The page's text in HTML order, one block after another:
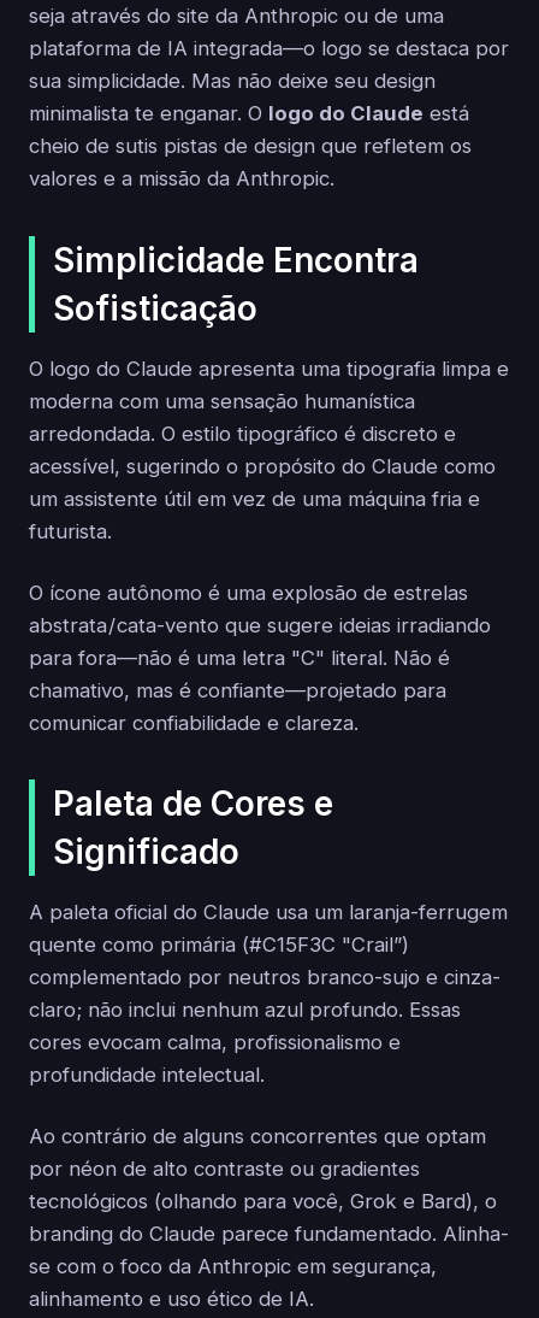
seja através do site da Anthropic ou de uma
plataforma de IA integrada—o logo se destaca por
sua simplicidade. Mas não deixe seu design
minimalista te enganar. O logo do Claude está
cheio de sutis pistas de design que refletem os
valores e a missão da Anthropic.
Simplicidade Encontra
Sofisticação
O logo do Claude apresenta uma tipografia limpa e
moderna com uma sensação humanística
arredondada. O estilo tipográfico é discreto e
acessível, sugerindo o propósito do Claude como
um assistente útil em vez de uma máquina fria e
futurista.
O ícone autônomo é uma explosão de estrelas
abstrata / cata-vento que sugere ideias irradiando
para fora—não é uma letra "C" literal. Não é
chamativo, mas é confiante—projetado para
comunicar confiabilidade e clareza.
Paleta de Cores e
Significado
A paleta oficial do Claude usa um laranja-ferrugem
quente como primária (#C15F3C "Crail”)
complementado por neutros branco-sujo e cinza-
claro; não inclui nenhum azul profundo. Essas
cores evocam calma, profissionalismo e
profundidade intelectual.
Ao contrário de alguns concorrentes que optam
por néon de alto contraste ou gradientes
tecnológicos (olhando para você, Grok e Bard), o
branding do Claude parece fundamentado. Alinha-
se com o foco da Anthropic em segurança,
alinhamento e uso ético de IA.